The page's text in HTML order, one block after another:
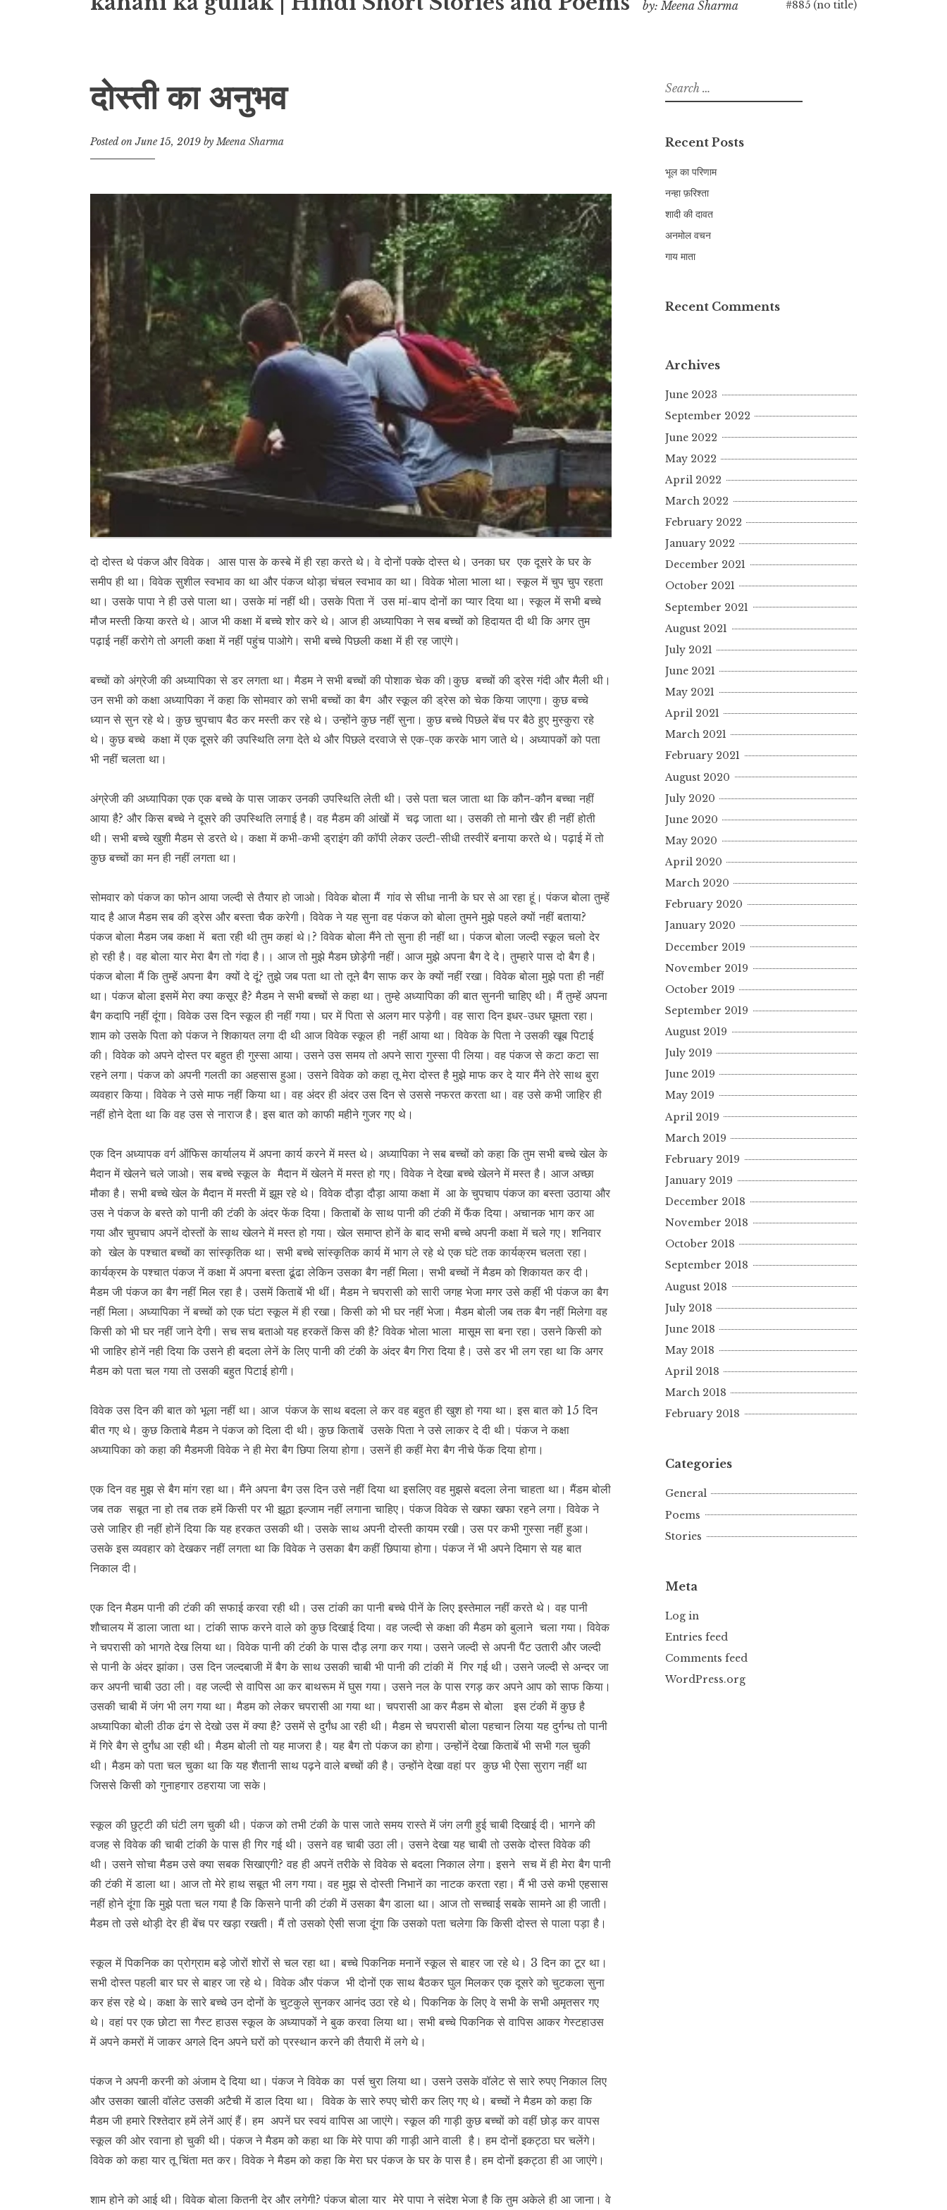
by: Meena Sharma #885 (no title)
दोस्ती का अनुभव
Posted onJune 15, 2019 byMeena Sharma
दो दोस्त थे पंकज और विवेक। आस पास के कस्बे में ही रहा करते थे। वे दोनों पक्के दोस्त थे। उनका घर एक दूसरे के घर के
समीप ही था। विवेक सुशील स्वभाव का था और पंकज थोड़ा चंचल स्वभाव का था। विवेक भोला भाला था। स्कूल में चुप चुप रहता
था। उसके पापा ने ही उसे पाला था। उसके मां नहीं थी। उसके पिता नें उस मां-बाप दोनों का प्यार दिया था। स्कूल में सभी बच्चे
मौज मस्ती किया करते थे। आज भी कक्षा में बच्चे शोर करे थे। आज ही अध्यापिका ने सब बच्चों को हिदायत दी थी कि अगर तुम
पढ़ाई नहीं करोगे तो अगली कक्षा में नहीं पहुंच पाओगे। सभी बच्चे पिछली कक्षा में ही रह जाएंगे।
बच्चों को अंग्रेजी की अध्यापिका से डर लगता था। मैडम ने सभी बच्चों की पोशाक चेक की।कुछ बच्चों की ड्रेस गंदी और मैली थी।
उन सभी को कक्षा अध्यापिका नें कहा कि सोमवार को सभी बच्चों का बैग और स्कूल की ड्रेस को चेक किया जाएगा। कुछ बच्चे
ध्यान से सुन रहे थे। कुछ चुपचाप बैठ कर मस्ती कर रहे थे। उन्होंने कुछ नहीं सुना। कुछ बच्चे पिछले बेंच पर बैठे हुए मुस्कुरा रहे
थे। कुछ बच्चे कक्षा में एक दूसरे की उपस्थिति लगा देते थे और पिछले दरवाजे से एक-एक करके भाग जाते थे। अध्यापकों को पता
भी नहीं चलता था।
अंग्रेजी की अध्यापिका एक एक बच्चे के पास जाकर उनकी उपस्थिति लेती थी। उसे पता चल जाता था कि कौन-कौन बच्चा नहीं
आया है? और किस बच्चे ने दूसरे की उपस्थिति लगाई है। वह मैडम की आंखों में चढ़ जाता था। उसकी तो मानो खैर ही नहीं होती
थी। सभी बच्चे खुशी मैडम से डरते थे। कक्षा में कभी-कभी ड्राइंग की कॉपी लेकर उल्टी-सीधी तस्वीरें बनाया करते थे। पढ़ाई में तो
कुछ बच्चों का मन ही नहीं लगता था।
सोमवार को पंकज का फोन आया जल्दी से तैयार हो जाओ। विवेक बोला मैं गांव से सीधा नानी के घर से आ रहा हूं। पंकज बोला तुम्हें
याद है आज मैडम सब की ड्रेस और बस्ता चैक करेगी। विवेक ने यह सुना वह पंकज को बोला तुमने मुझे पहले क्यों नहीं बताया?
पंकज बोला मैडम जब कक्षा में बता रही थी तुम कहां थे।? विवेक बोला मैंने तो सुना ही नहीं था। पंकज बोला जल्दी स्कूल चलो देर
हो रही है। वह बोला यार मेरा बैग तो गंदा है।। आज तो मुझे मैडम छोड़ेगी नहीं। आज मुझे अपना बैग दे दे। तुम्हारे पास दो बैग है।
पंकज बोला मैं कि तुम्हें अपना बैग क्यों दे दूं? तुझे जब पता था तो तूने बैग साफ कर के क्यों नहीं रखा। विवेक बोला मुझे पता ही नहीं
था। पंकज बोला इसमें मेरा क्या कसूर है? मैडम ने सभी बच्चों से कहा था। तुम्हे अध्यापिका की बात सुननी चाहिए थी। मैं तुम्हें अपना
बैग कदापि नहीं दूंगा। विवेक उस दिन स्कूल ही नहीं गया। घर में पिता से अलग मार पड़ेगी। वह सारा दिन इधर-उधर घूमता रहा।
शाम को उसके पिता को पंकज ने शिकायत लगा दी थी आज विवेक स्कूल ही नहीं आया था। विवेक के पिता ने उसकी खूब पिटाई
की। विवेक को अपने दोस्त पर बहुत ही गुस्सा आया। उसने उस समय तो अपने सारा गुस्सा पी लिया। वह पंकज से कटा कटा सा
रहने लगा। पंकज को अपनी गलती का अहसास हुआ। उसने विवेक को कहा तू मेरा दोस्त है मुझे माफ कर दे यार मैंने तेरे साथ बुरा
व्यवहार किया। विवेक ने उसे माफ नहीं किया था। वह अंदर ही अंदर उस दिन से उससे नफरत करता था। वह उसे कभी जाहिर ही
नहीं होने देता था कि वह उस से नाराज है। इस बात को काफी महीने गुजर गए थे।
एक दिन अध्यापक वर्ग ऑफिस कार्यालय में अपना कार्य करने में मस्त थे। अध्यापिका ने सब बच्चों को कहा कि तुम सभी बच्चे खेल के
मैदान में खेलने चले जाओ। सब बच्चे स्कूल के मैदान में खेलने में मस्त हो गए। विवेक ने देखा बच्चे खेलने में मस्त है। आज अच्छा
मौका है। सभी बच्चे खेल के मैदान में मस्ती में झूम रहे थे। विवेक दौड़ा दौड़ा आया कक्षा में आ के चुपचाप पंकज का बस्ता उठाया और
उस ने पंकज के बस्ते को पानी की टंकी के अंदर फेंक दिया। किताबों के साथ पानी की टंकी में फैंक दिया। अचानक भाग कर आ
गया और चुपचाप अपनें दोस्तों के साथ खेलने में मस्त हो गया। खेल समाप्त होनें के बाद सभी बच्चे अपनी कक्षा में चले गए। शनिवार
को खेल के पश्चात बच्चों का सांस्कृतिक था। सभी बच्चे सांस्कृतिक कार्य में भाग ले रहे थे एक घंटे तक कार्यक्रम चलता रहा।
कार्यक्रम के पश्चात पंकज नें कक्षा में अपना बस्ता ढूंढा लेकिन उसका बैग नहीं मिला। सभी बच्चों नें मैडम को शिकायत कर दी।
मैडम जी पंकज का बैग नहीं मिल रहा है। उसमें किताबें भी थीं। मैडम ने चपरासी को सारी जगह भेजा मगर उसे कहीं भी पंकज का बैग
नहीं मिला। अध्यापिका नें बच्चों को एक घंटा स्कूल में ही रखा। किसी को भी घर नहीं भेजा। मैडम बोली जब तक बैग नहीं मिलेगा वह
किसी को भी घर नहीं जाने देगी। सच सच बताओ यह हरकतें किस की है? विवेक भोला भाला मासूम सा बना रहा। उसने किसी को
भी जाहिर होनें नही दिया कि उसने ही बदला लेनें के लिए पानी की टंकी के अंदर बैग गिरा दिया है। उसे डर भी लग रहा था कि अगर
मैडम को पता चल गया तो उसकी बहुत पिटाई होगी।
विवेक उस दिन की बात को भूला नहीं था। आज पंकज के साथ बदला ले कर वह बहुत ही खुश हो गया था। इस बात को 15 दिन
बीत गए थे। कुछ किताबे मैडम ने पंकज को दिला दी थी। कुछ किताबें उसके पिता ने उसे लाकर दे दी थी। पंकज ने कक्षा
अध्यापिका को कहा की मैडमजी विवेक ने ही मेरा बैग छिपा लिया होगा। उसनें ही कहीं मेरा बैग नीचे फेंक दिया होगा।
एक दिन वह मुझ से बैग मांग रहा था। मैंने अपना बैग उस दिन उसे नहीं दिया था इसलिए वह मुझसे बदला लेना चाहता था। मैंडम बोली
जब तक सबूत ना हो तब तक हमें किसी पर भी झूठा इल्जाम नहीं लगाना चाहिए। पंकज विवेक से खफा खफा रहने लगा। विवेक ने
उसे जाहिर ही नहीं होनें दिया कि यह हरकत उसकी थी। उसके साथ अपनी दोस्ती कायम रखी। उस पर कभी गुस्सा नहीं हुआ।
उसके इस व्यवहार को देखकर नहीं लगता था कि विवेक ने उसका बैग कहीं छिपाया होगा। पंकज नें भी अपने दिमाग से यह बात
निकाल दी।
एक दिन मैडम पानी की टंकी की सफाई करवा रही थी। उस टांकी का पानी बच्चे पीनें के लिए इस्तेमाल नहीं करते थे। वह पानी
शौचालय में डाला जाता था। टांकी साफ करने वाले को कुछ दिखाई दिया। वह जल्दी से कक्षा की मैडम को बुलाने चला गया। विवेक
ने चपरासी को भागते देख लिया था। विवेक पानी की टंकी के पास दौड़ लगा कर गया। उसने जल्दी से अपनी पैंट उतारी और जल्दी
से पानी के अंदर झांका। उस दिन जल्दबाजी में बैग के साथ उसकी चाबी भी पानी की टांकी में गिर गई थी। उसने जल्दी से अन्दर जा
कर अपनी चाबी उठा ली। वह जल्दी से वापिस आ कर बाथरूम में घुस गया। उसने नल के पास रगड़ कर अपने आप को साफ किया।
उसकी चाबी में जंग भी लग गया था। मैडम को लेकर चपरासी आ गया था। चपरासी आ कर मैडम से बोला इस टंकी में कुछ है
अध्यापिका बोली ठीक ढंग से देखो उस में क्या है? उसमें से दुर्गंध आ रही थी। मैडम से चपरासी बोला पहचान लिया यह दुर्गन्ध तो पानी
में गिरे बैग से दुर्गंध आ रही थी। मैडम बोली तो यह माजरा है। यह बैग तो पंकज का होगा। उन्होंनें देखा किताबें भी सभी गल चुकी
थी। मैडम को पता चल चुका था कि यह शैतानी साथ पढ़ने वाले बच्चों की है। उन्होंने देखा वहां पर कुछ भी ऐसा सुराग नहीं था
जिससे किसी को गुनाहगार ठहराया जा सके।
स्कूल की छुट्टी की घंटी लग चुकी थी। पंकज को तभी टंकी के पास जाते समय रास्ते में जंग लगी हुई चाबी दिखाई दी। भागने की
वजह से विवेक की चाबी टांकी के पास ही गिर गई थी। उसने वह चाबी उठा ली। उसने देखा यह चाबी तो उसके दोस्त विवेक की
थी। उसने सोचा मैडम उसे क्या सबक सिखाएगी? वह ही अपनें तरीके से विवेक से बदला निकाल लेगा। इसने सच में ही मेरा बैग पानी
की टंकी में डाला था। आज तो मेरे हाथ सबूत भी लग गया। वह मुझ से दोस्ती निभानें का नाटक करता रहा। मैं भी उसे कभी एहसास
नहीं होने दूंगा कि मुझे पता चल गया है कि किसने पानी की टंकी में उसका बैग डाला था। आज तो सच्चाई सबके सामने आ ही जाती।
मैडम तो उसे थोड़ी देर ही बेंच पर खड़ा रखती। मैं तो उसको ऐसी सजा दूंगा कि उसको पता चलेगा कि किसी दोस्त से पाला पड़ा है।
स्कूल में पिकनिक का प्रोग्राम बड़े जोरों शोरों से चल रहा था। बच्चे पिकनिक मनानें स्कूल से बाहर जा रहे थे। 3 दिन का टूर था।
सभी दोस्त पहली बार घर से बाहर जा रहे थे। विवेक और पंकज भी दोनों एक साथ बैठकर घुल मिलकर एक दूसरे को चुटकला सुना
कर हंस रहे थे। कक्षा के सारे बच्चे उन दोनों के चुटकुले सुनकर आनंद उठा रहे थे। पिकनिक के लिए वे सभी के सभी अमृतसर गए
थे। वहां पर एक छोटा सा गैस्ट हाउस स्कूल के अध्यापकों ने बुक करवा लिया था। सभी बच्चे पिकनिक से वापिस आकर गेस्टहाउस
में अपने कमरों में जाकर अगले दिन अपने घरों को प्रस्थान करने की तैयारी में लगे थे।
पंकज ने अपनी करनी को अंजाम दे दिया था। पंकज ने विवेक का पर्स चुरा लिया था। उसने उसके वॉलेट से सारे रुपए निकाल लिए
और उसका खाली वॉलेट उसकी अटैची में डाल दिया था। विवेक के सारे रुपए चोरी कर लिए गए थे। बच्चों ने मैडम को कहा कि
मैडम जी हमारे रिश्तेदार हमें लेनें आएं हैं। हम अपनें घर स्वयं वापिस आ जाएंगे। स्कूल की गाड़ी कुछ बच्चों को वहीं छोड़ कर वापस
स्कूल की ओर रवाना हो चुकी थी। पंकज ने मैडम कोे कहा था कि मेरे पापा की गाड़ी आने वाली है। हम दोनों इकट्ठा घर चलेंगे।
विवेक को कहा यार तू चिंता मत कर। विवेक ने मैडम को कहा कि मेरा घर पंकज के घर के पास है। हम दोनों इकट्ठा ही आ जाएंगे।
शाम होने को आई थी। विवेक बोला कितनी देर और लगेगी? पंकज बोला यार मेरे पापा ने संदेश भेजा है कि तुम अकेले ही आ जाना। वे
Search
for:
Recent Posts
भूल का परिणाम
नन्हा फ़रिश्ता
शादी की दावत
अनमोल वचन
गाय माता
Recent Comments
Archives
June 2023
September 2022
June 2022
May 2022
April 2022
March 2022
February 2022
January 2022
December 2021
October 2021
September 2021
August 2021
July 2021
June 2021
May 2021
April 2021
March 2021
February 2021
August 2020
July 2020
June 2020
May 2020
April 2020
March 2020
February 2020
January 2020
December 2019
November 2019
October 2019
September 2019
August 2019
July 2019
June 2019
May 2019
April 2019
March 2019
February 2019
January 2019
December 2018
November 2018
October 2018
September 2018
August 2018
July 2018
June 2018
May 2018
April 2018
March 2018
February 2018
Categories
General
Poems
Stories
Meta
Log in
Entries feed
Comments feed
WordPress.org